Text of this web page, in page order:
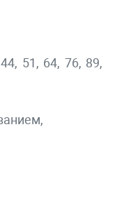
51, 64, 76, 89,